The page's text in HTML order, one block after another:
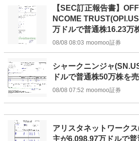
【SEC訂正報告書】
NCOME
万ドルで普通株16.23万
08/08 08:03 moomoo証券
シャークニンジャ
ドルで普通株50万株を
08/08 07:52 moomoo証券
アリスタネットワーク
主が6,098.97万ドルで